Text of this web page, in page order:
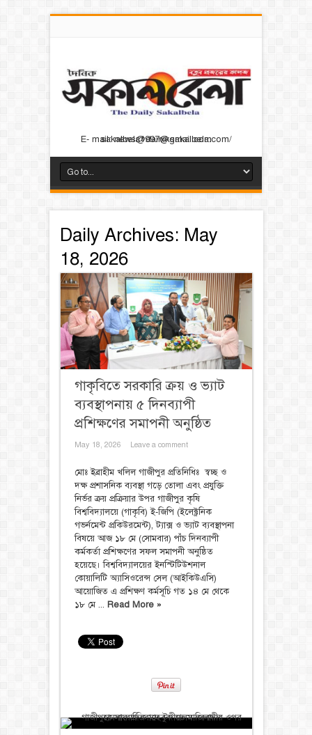
E- mail: news@dainiksakalbela.com/ sakalbela1997@gmail.com
Daily Archives: May
18, 2026
গাকৃবিতে সরকারি ক্রয় ও ভ্যাট
ব্যবস্থাপনায় ৫ দিনব্যাপী
প্রশিক্ষণের সমাপনী অনুষ্ঠিত
May 18, 2026 Leave a comment
মোঃ ইব্রাহীম খলিল ‎গাজীপুর প্রতিনিধিঃ ‎ ‎স্বচ্ছ ও
দক্ষ প্রশাসনিক ব্যবস্থা গড়ে তোলা এবং প্রযুক্তি
নির্ভর ক্রয় প্রক্রিয়ার উপর গাজীপুর কৃষি
বিশ্ববিদ্যালয়ে (গাকৃবি) ই-জিপি (ইলেক্ট্রনিক
গভর্নমেন্ট প্রকিউরমেন্ট), ট্যাক্স ও ভ্যাট ব্যবস্থাপনা
বিষয়ে আজ ১৮ মে (সোমবার) পাঁচ দিনব্যাপী
কর্মকর্তা প্রশিক্ষণের সফল সমাপনী অনুষ্ঠিত
হয়েছে। বিশ্ববিদ্যালয়ের ইনস্টিটিউশনাল
কোয়ালিটি অ্যাসিওরেন্স সেল (আইকিউএসি)
আয়োজিত এ প্রশিক্ষণ কর্মসূচি গত ১৪ মে থেকে
১৮ মে ... Read More »